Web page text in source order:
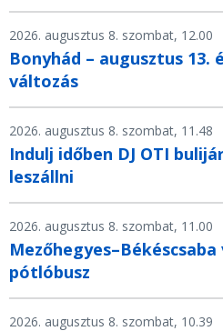
2026. augusztus 8. szombat, 12.00
Bonyhád – augusztus
változás
2026. augusztus 8. szombat, 11.48
Indulj időben DJ OTI
leszállni
2026. augusztus 8. szombat, 11.00
pótlóbusz
2026. augusztus 8. szombat, 10.39